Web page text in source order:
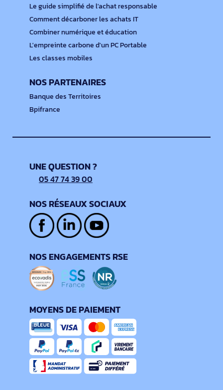
Le guide simplifié de l'achat responsable
Comment décarboner les achats IT
Combiner numérique et éducation
L'empreinte carbone d'un PC Portable
Les classes mobiles
NOS PARTENAIRES
Banque des Territoires
Bpifrance
UNE QUESTION ?
05 47 74 39 00
NOS RÉSEAUX SOCIAUX
NOS ENGAGEMENTS RSE
MOYENS DE PAIEMENT